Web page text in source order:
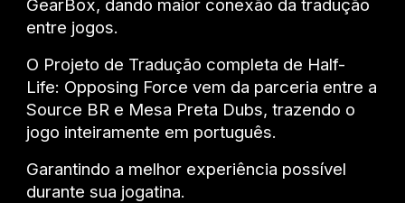
GearBox, dando maior conexão da tradução
entre jogos.
O Projeto de Tradução completa de Half-
Life: Opposing Force vem da parceria entre a
Source BR e Mesa Preta Dubs, trazendo o
jogo inteiramente em português.
Garantindo a melhor experiência possível
durante sua jogatina.